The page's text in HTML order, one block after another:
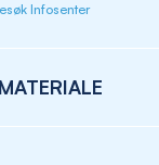
Infosenter